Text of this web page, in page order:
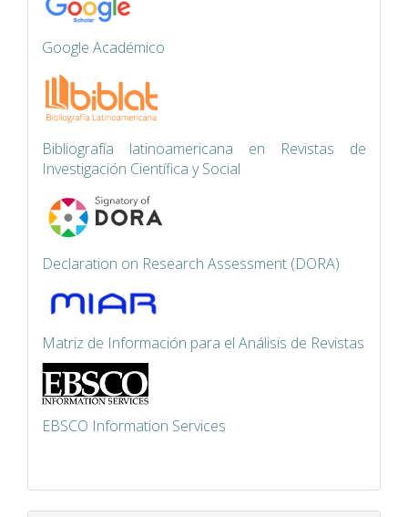
Google Académico
Bibliografía latinoamericana en Revistas de
Investigación Científica y Social
Declaration on Research Assessment (DORA)
Matriz de Información para el Análisis de Revistas
EBSCO Information Services